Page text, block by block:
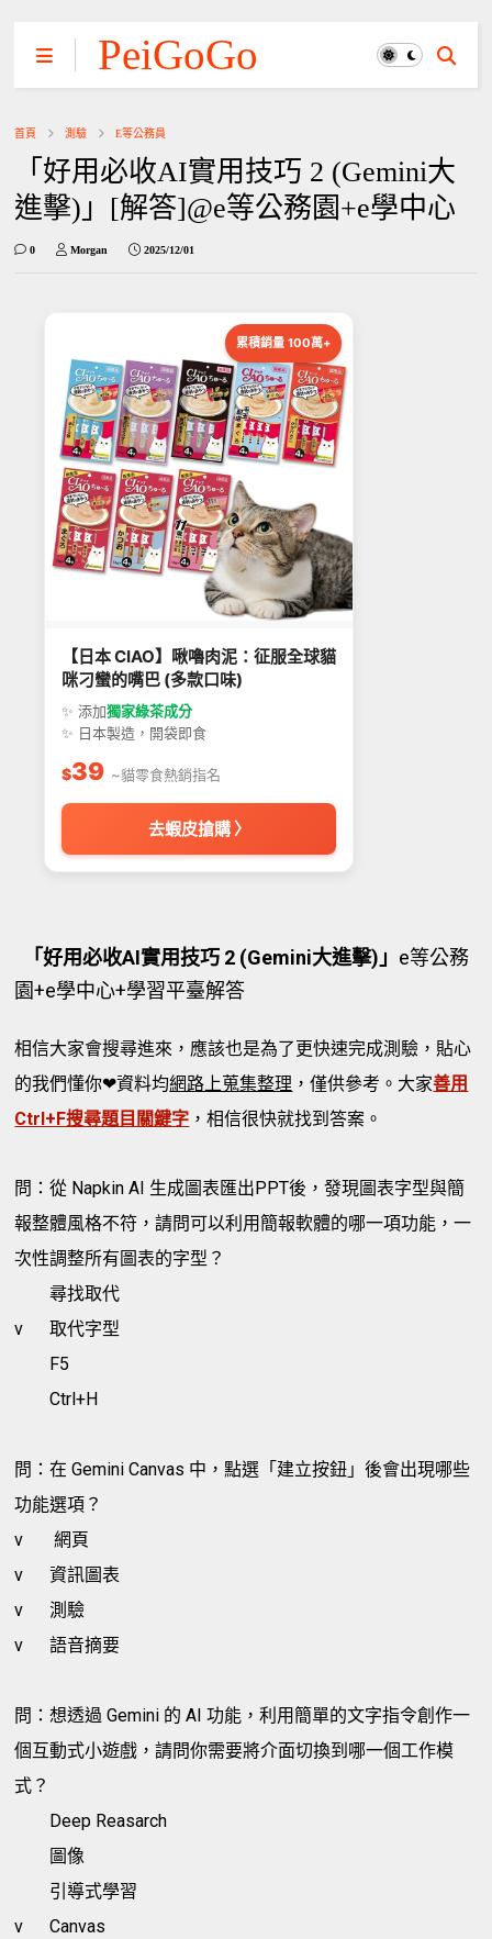
PeiGoGo
首頁 測驗 E等公務員
「好用必收AI實用技巧 2 (Gemini大
進擊)」[解答]@e等公務園+e學中心
0 Morgan 2025/12/01
累積銷量 100萬+
【日本 CIAO】啾嚕肉泥：征服全球貓
咪刁蠻的嘴巴 (多款口味)
✨ 添加獨家綠茶成分
✨ 日本製造，開袋即食
$39 ~貓零食熱銷指名
去蝦皮搶購 〉
「好用必收AI實用技巧 2 (Gemini大進擊)」 e等公務
園+e學中心+學習平臺解答
相信大家會搜尋進來，應該也是為了更快速完成測驗，貼心
的我們懂你❤資料均網路上蒐集整理 ，僅供參考。大家善用
Ctrl+F搜尋題目關鍵字 ，相信很快就找到答案。
問：從 Napkin AI 生成圖表匯出PPT後，發現圖表字型與簡
報整體風格不符，請問可以利用簡報軟體的哪一項功能，一
次性調整所有圖表的字型？
尋找取代
v
取代字型
F5
Ctrl+H
問：在 Gemini Canvas 中，點選「建立按鈕」後會出現哪些
功能選項？
v
網頁
v
資訊圖表
v
測驗
v
語音摘要
問：想透過 Gemini 的 AI 功能，利用簡單的文字指令創作一
個互動式小遊戲，請問你需要將介面切換到哪一個工作模
式？
Deep Reasarch
圖像
引導式學習
v
Canvas